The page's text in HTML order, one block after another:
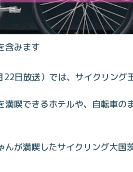
含みます
日放送）では、サイクリング
喫できるホテルや、自転車の
が満喫したサイクリング大国